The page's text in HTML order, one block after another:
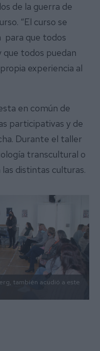
de la guerra de
“El curso se
para que todos
todos puedan
experiencia al
en común de
participativas y de
Durante el taller
transcultural o
distintas culturas.
también acudió a este